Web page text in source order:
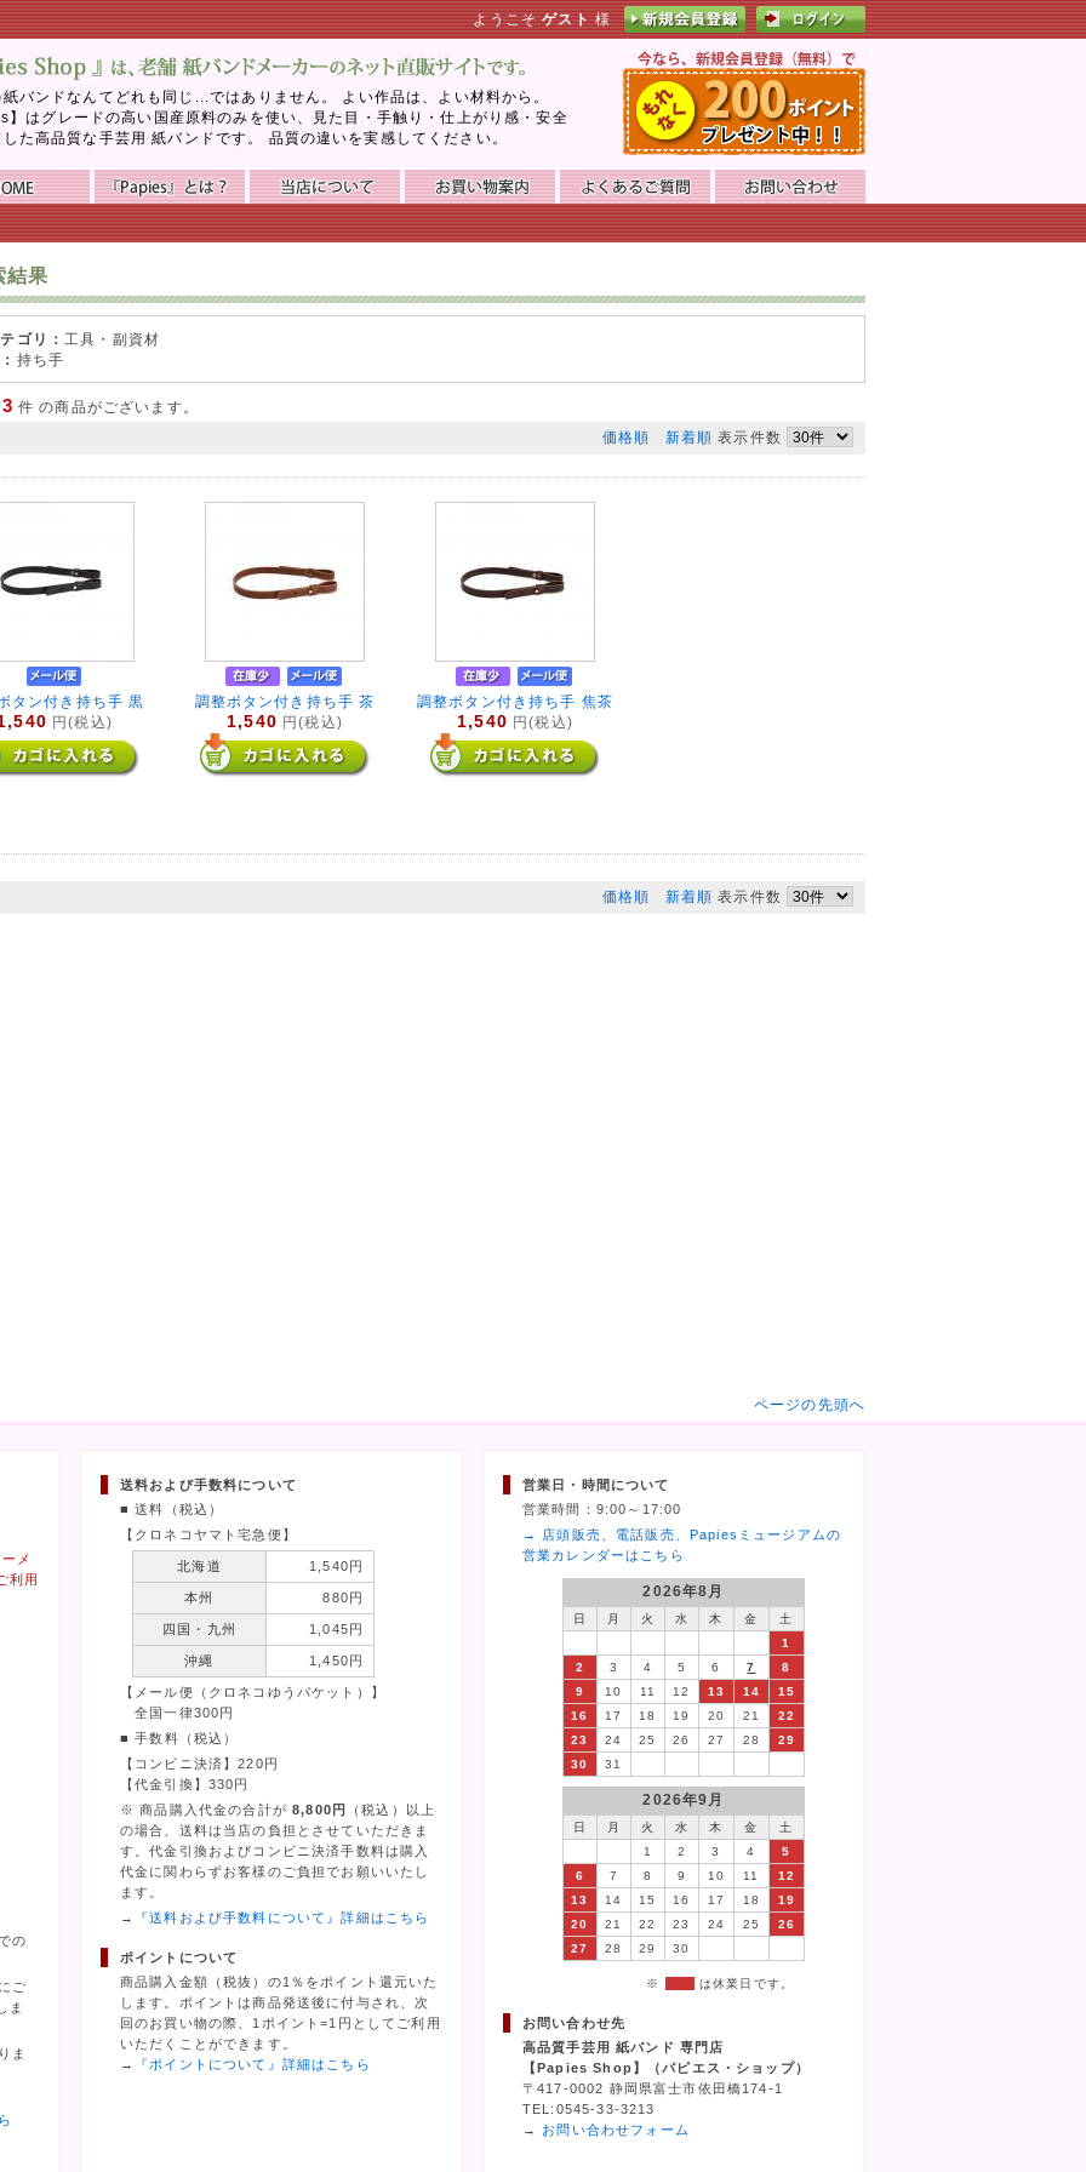
ようこそゲスト様
バンドなんてどれも同じ...ではありません。 よい作品は、よい材料から。
】はグレードの高い国産原料のみを使い、見た目・手触り・仕上がり感・安全
た高品質な手芸用 紙バンドです。 品質の違いを実感してください。
結果
ゴリ： 工具・副資材
持ち手
3 件 の商品がございます。
価格順
新着順 表示件数
タン付き持ち手 黒
円(税込)
調整ボタン付き持ち手 茶
1,540 円(税込)
調整ボタン付き持ち手 焦茶
1,540 円(税込)
価格順 新着順 表示件数
ページの先頭へ
メ
利用
の
ご
ま
ま
送料および手数料について
■ 送料（税込）
【クロネコヤマト宅急便】
北海道 1,540円
本州 880円
四国・九州 1,045円
沖縄 1,450円
【メール便（クロネコゆうパケット）】
全国一律300円
■ 手数料（税込）
【コンビニ決済】220円
【代金引換】330円
※ 商品購入代金の合計が 8,800円
（税込）以上
の場合、送料は当店の負担とさせていただきま
す。代金引換およびコンビニ決済手数料は購入
代金に関わらずお客様のご負担でお願いいたし
ます。
→
『送料および手数料について』詳細はこちら
ポイントについて
商品購入金額（税抜）の1％をポイント還元いた
します。ポイントは商品発送後に付与され、次
回のお買い物の際、1ポイント=1円としてご利用
いただくことができます。
→
『ポイントについて』詳細はこちら
営業日・時間について
営業時間：9:00～17:00
→ 店頭販売、電話販売、Papiesミュージアムの
営業カレンダーはこちら
2026年8月
日 月 火 水 木 金
土
1
2
3 4 5 6 7
8
9
10 11 12 13 14
15
16
17 18 19 20 21
22
23
24 25 26 27 28
29
30
31
2026年9月
日 月 火 水 木 金
土
1
2 3 4
5
6
7 8 9 10 11
12
13
14 15 16 17 18
19
20
21 22 23 24 25
26
27
28 29 30
※ は休業日です。
お問い合わせ先
高品質手芸用 紙バンド 専門店
【Papies Shop】（パピエス・ショップ）
〒417-0002 静岡県富士市依田橋174-1
TEL:0545-33-3213
→ お問い合わせフォーム